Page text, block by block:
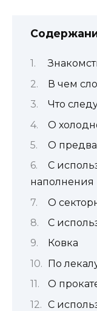
В чем
Что
О
О
С
наполнения
О
С
Ковка
По
О
С